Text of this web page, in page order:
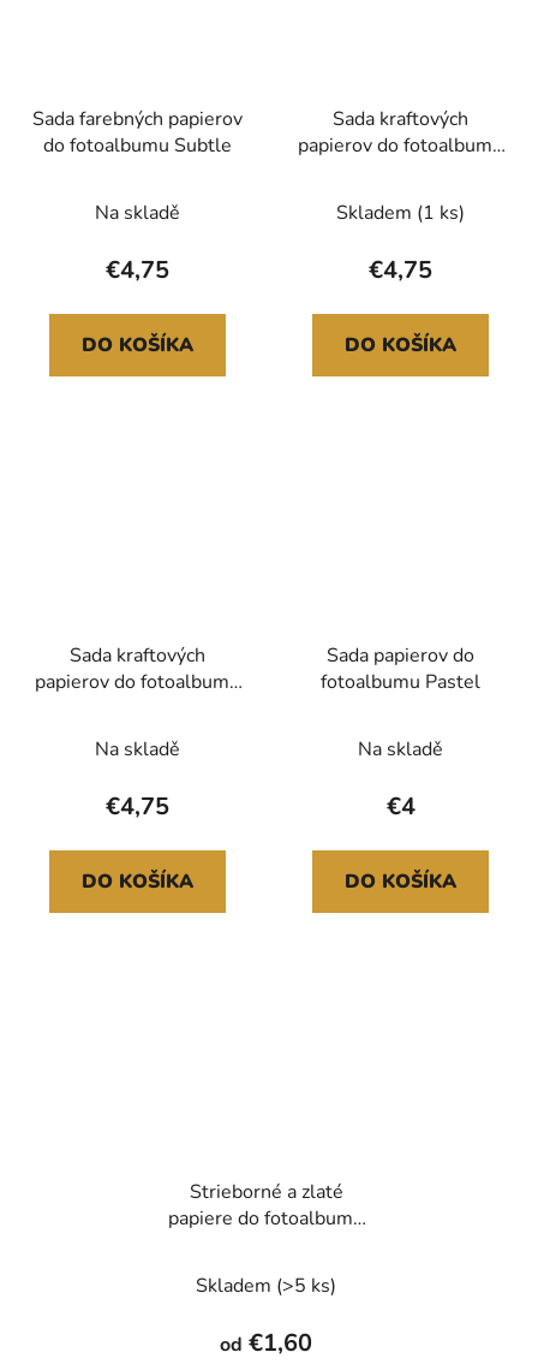
Sada farebných papierov
do fotoalbumu Subtle
Na skladě
€4,75
DO KOŠÍKA
Sada kraftových
papierov do fotoalbumu
Skladem (1 ks)
€4,75
DO KOŠÍKA
Sada kraftových
papierov do fotoalbumu
Na skladě
€4,75
DO KOŠÍKA
Sada papierov do
fotoalbumu Pastel
Na skladě
€4
DO KOŠÍKA
Strieborné a zlaté
papiere do fotoalbumu
Skladem (>5 ks)
od €1,60